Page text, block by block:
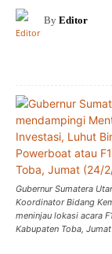
By Editor
Gubernur Sumatera
Koordinator Bidang
meninjau lokasi acara
Kabupaten Toba,